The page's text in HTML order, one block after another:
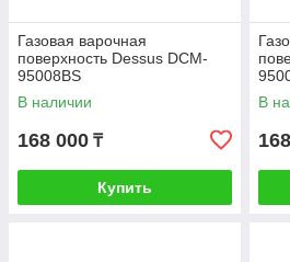
Газовая варочная
поверхность Dessus DCM-
95008BS
В наличии
168 000 ₸
Купить
В